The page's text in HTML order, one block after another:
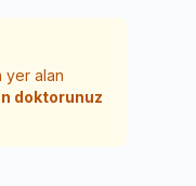
yer alan
doktorunuz